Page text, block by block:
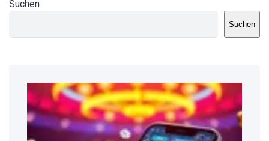
Suchen
Suchen